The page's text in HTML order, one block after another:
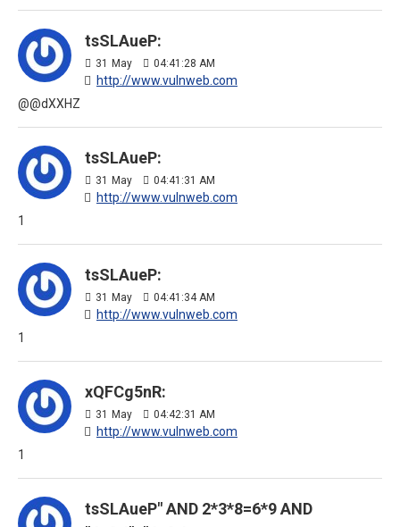
tsSLAueP:
31 May 04:41:28 AM
http://www.vulnweb.com
@@dXXHZ
tsSLAueP:
31 May 04:41:31 AM
http://www.vulnweb.com
1
tsSLAueP:
31 May 04:41:34 AM
http://www.vulnweb.com
1
xQFCg5nR:
31 May 04:42:31 AM
http://www.vulnweb.com
1
tsSLAueP" AND 2*3*8=6*9 AND